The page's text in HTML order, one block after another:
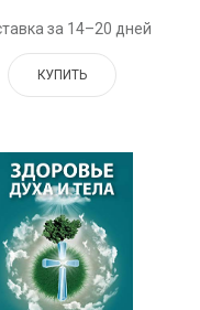
за 14–20 дней
КУПИТЬ